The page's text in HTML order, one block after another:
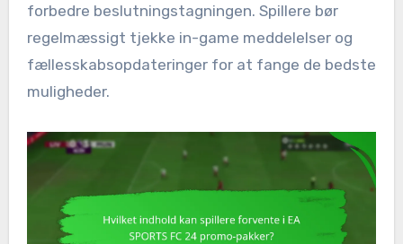
forbedre beslutningstagningen. Spillere bør
regelmæssigt tjekke in-game meddelelser og
fællesskabsopdateringer for at fange de bedste
muligheder.